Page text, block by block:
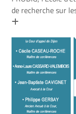
de recherche sur